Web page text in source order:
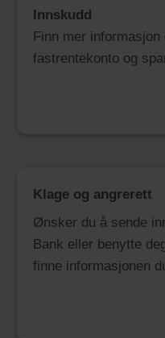
Innskudd
Finn mer
fastrentekonto og
Klage og angrerett
Ønsker du å sende
Bank eller benytte
finne informasjonen